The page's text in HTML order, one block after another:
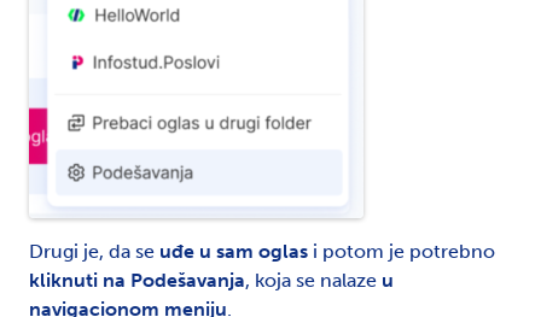
Drugi je, da se uđe u sam oglas i potom je potrebno
kliknuti na Podešavanja, koja se nalaze u
navigacionom meniju.